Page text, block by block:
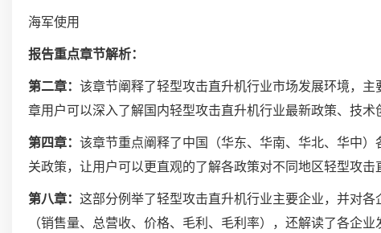
海军使用
报告重点章节解析：
第二章： 该章节阐释了轻型攻击直升机行业市场发展环境，
章用户可以深入了解国内轻型攻击直升机行业最新政策、技
第四章： 该章节重点阐释了中国（华东、华南、华北、华中
关政策，让用户可以更直观的了解各政策对不同地区轻型攻击
第八章： 这部分例举了轻型攻击直升机行业主要企业，并对
（销售量、总营收、价格、毛利、毛利率），还解读了各企